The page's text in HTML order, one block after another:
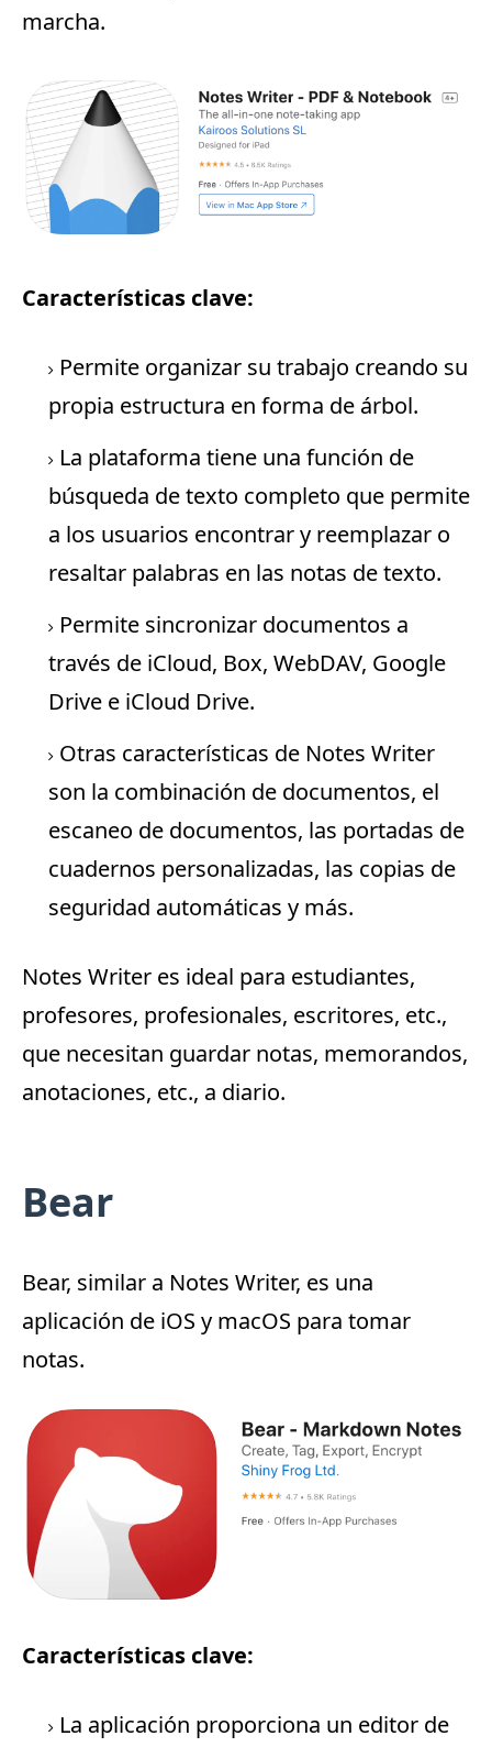
marcha.
Características clave:
Permite organizar su trabajo creando su
propia estructura en forma de árbol.
La plataforma tiene una función de
búsqueda de texto completo que permite
a los usuarios encontrar y reemplazar o
resaltar palabras en las notas de texto.
Permite sincronizar documentos a
través de iCloud, Box, WebDAV, Google
Drive e iCloud Drive.
Otras características de Notes Writer
son la combinación de documentos, el
escaneo de documentos, las portadas de
cuadernos personalizadas, las copias de
seguridad automáticas y más.
Notes Writer es ideal para estudiantes,
profesores, profesionales, escritores, etc.,
que necesitan guardar notas, memorandos,
anotaciones, etc., a diario.
Bear
Bear, similar a Notes Writer, es una
aplicación de iOS y macOS para tomar
notas.
Características clave:
La aplicación proporciona un editor de